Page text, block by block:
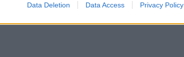
Data Deletion Data Access Privacy Policy